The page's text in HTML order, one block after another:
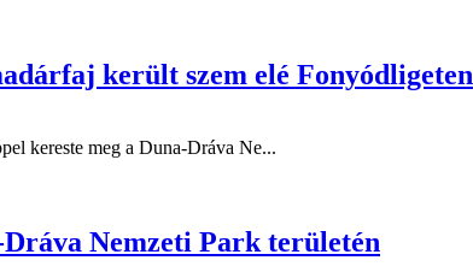
került szem elé Fonyódligeten
kereste meg a Duna-Dráva Ne...
Nemzeti Park területén